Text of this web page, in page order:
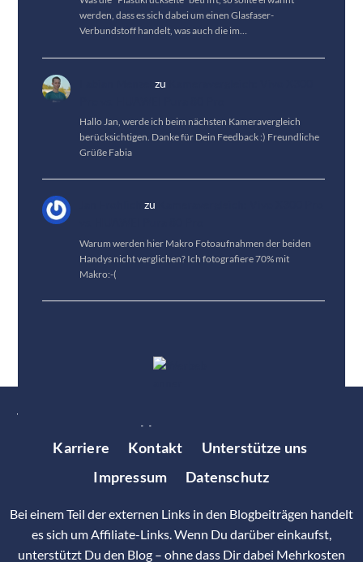
werden, dass es sich dabei um einen Glasfaser-
Verbundstoff handelt, was auch die im…
zu
Hallo Jan, werde ich beim nächsten Kameravergleich
berücksichtigen. Danke für Dein Feedback :) Freundliche
Grüße Fabia
zu
Warum werden hier Makro Fotoaufnahmen der beiden
Handys nicht verglichen? Ich fotografiere 70% mit
Makro:-(
Tests
Karriere
Kontakt
Unterstütze uns
Impressum
Datenschutz
Bei einem Teil der externen Links in den Blogbeiträgen handelt
es sich um Affiliate-Links. Wenn Du darüber einkaufst,
unterstützt Du den Blog – ohne dass Dir dabei Mehrkosten